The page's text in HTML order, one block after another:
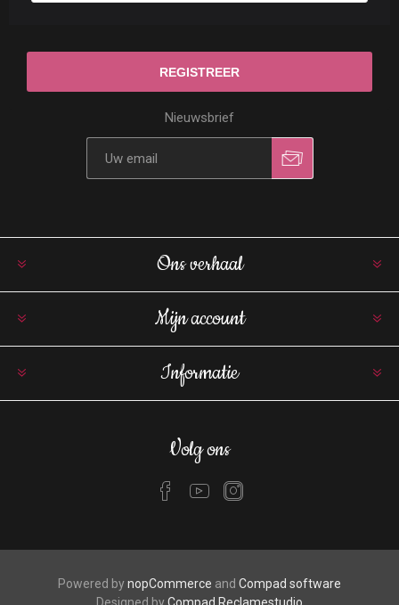
Nieuwsbrief
Ons verhaal
Mijn account
Informatie
Volg ons
Powered bynopCommerce and Compad software